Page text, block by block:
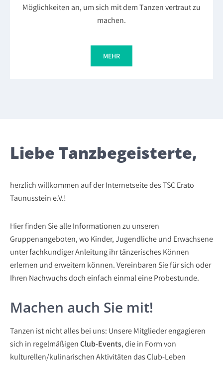
Möglichkeiten an, um sich mit dem Tanzen vertraut zu
machen.
MEHR
Liebe Tanzbegeisterte,
herzlich willkommen auf der Internetseite des TSC Erato
Taunusstein e.V.!
Hier finden Sie alle Informationen zu unseren
Gruppenangeboten, wo Kinder, Jugendliche und Erwachsene
unter fachkundiger Anleitung ihr tänzerisches Können
erlernen und erweitern können. Vereinbaren Sie für sich oder
Ihren Nachwuchs doch einfach einmal eine Probestunde.
Machen auch Sie mit!
Tanzen ist nicht alles bei uns: Unsere Mitglieder engagieren
sich in regelmäßigenClub-Events, die in Form von
kulturellen/kulinarischen Aktivitäten das Club-Leben